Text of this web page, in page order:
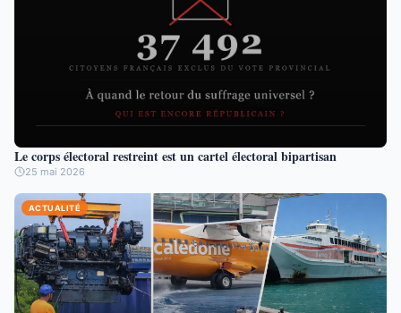
Le corps électoral restreint est un cartel électoral bipartisan
25 mai 2026
ACTUALITÉ